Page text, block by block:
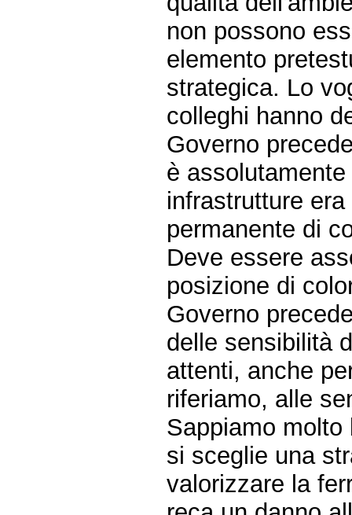
non possono
elemento
strategica. Lo
colleghi hanno
Governo
è
infrastrutture
permanente di
Deve essere
posizione di
Governo
delle sensibilità
attenti, anche
riferiamo, alle
Sappiamo
si sceglie una
valorizzare la